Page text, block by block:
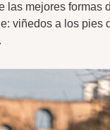
las mejores formas
viñedos a los